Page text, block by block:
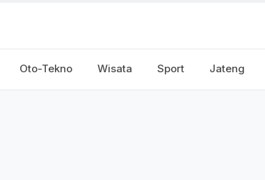
Oto-Tekno Wisata Sport Jateng